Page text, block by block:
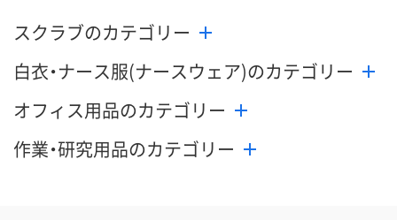
数量
カゴへ
数量
カゴへ カ
スクラブのカテゴリー
白衣・ナース服(ナースウェア)のカテゴリー
オフィス用品のカテゴリー
作業・研究用品のカテゴリー